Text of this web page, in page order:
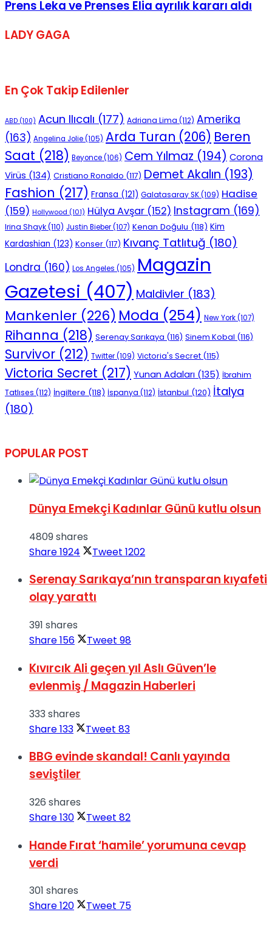
Prens Leka ve Prenses Elia ayrılık kararı aldı
LADY GAGA
En Çok Takip Edilenler
ABD (100) Acun Ilıcalı (177) Adriana Lima (112) Amerika
(163) Angelina Jolie(105) Arda Turan (206) Beren
Saat (218) Beyonce(106) Cem Yılmaz (194) Corona
Virüs (134) Cristiano Ronaldo (117) Demet Akalın (193)
Fashion (217) Fransa (121) Galatasaray SK(109) Hadise
(159) Hollywood (101) Hülya Avşar (152) Instagram (169)
Irina Shayk(110) Justin Bieber(107) Kenan Doğulu (118) Kim
Kardashian (123) Konser (117) Kıvanç Tatlıtuğ (180)
Londra (160) Los Angeles (105) Magazin
Gazetesi (407) Maldivler (183)
Mankenler (226) Moda (254) New York(107)
Rihanna (218) Serenay Sarıkaya (116) Sinem Kobal (116)
Survivor (212) Twitter(109) Victoria's Secret (115)
Victoria Secret (217) Yunan Adaları (135) İbrahim
Tatlıses (112) İngiltere (118) İspanya (112) İstanbul (120) İtalya
(180)
POPULAR POST
Dünya Emekçi Kadınlar Günü kutlu olsun
4809 shares
Share1924 Tweet 1202
Serenay Sarıkaya’nın transparan kıyafeti
olay yarattı
391 shares
Share156 Tweet 98
Kıvırcık Ali geçen yıl Aslı Güven’le
evlenmiş / Magazin Haberleri
333 shares
Share133 Tweet 83
BBG evinde skandal! Canlı yayında
seviştiler
326 shares
Share130 Tweet 82
Hande Fırat ‘hamile’ yorumuna cevap
verdi
301 shares
Share120 Tweet 75